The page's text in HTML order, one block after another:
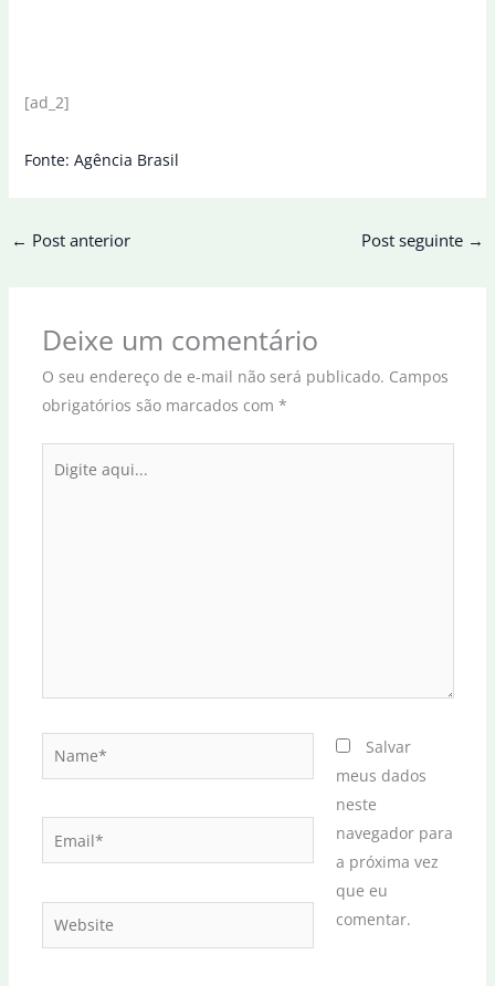
[ad_2]
Fonte: Agência Brasil
← Post anterior Post seguinte →
Deixe um comentário
O seu endereço de e-mail não será publicado. Campos
obrigatórios são marcados com *
aqui...
Email*
Website
Salvar
meus dados
neste
navegador para
a próxima vez
que eu
comentar.